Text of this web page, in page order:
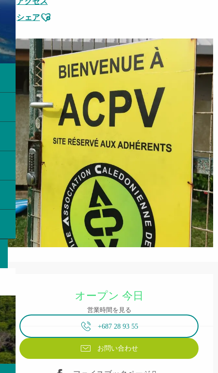
シェアAjouter aux favoris
オープン 今日
営業時間を見る
+687 28 93 55
お問い合わせ